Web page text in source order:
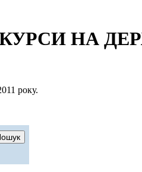
НА
року.